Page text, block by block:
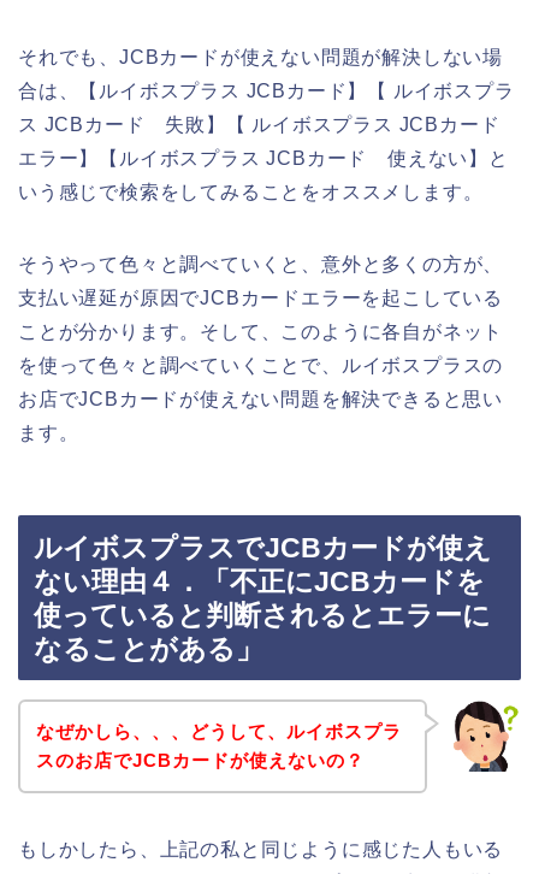
それでも、JCBカードが使えない問題が解決しない場
合は、【ルイボスプラス JCBカード】【 ルイボスプラ
ス JCBカード 失敗】【 ルイボスプラス JCBカード
エラー】【ルイボスプラス JCBカード 使えない】と
いう感じで検索をしてみることをオススメします。
そうやって色々と調べていくと、意外と多くの方が、
支払い遅延が原因でJCBカードエラーを起こしている
ことが分かります。そして、このように各自がネット
を使って色々と調べていくことで、ルイボスプラスの
お店でJCBカードが使えない問題を解決できると思い
ます。
ルイボスプラスでJCBカードが使え
ない理由４．「不正にJCBカードを
使っていると判断されるとエラーに
なることがある」
なぜかしら、、、どうして、ルイボスプラ
スのお店でJCBカードが使えないの？
もしかしたら、上記の私と同じように感じた人もいる